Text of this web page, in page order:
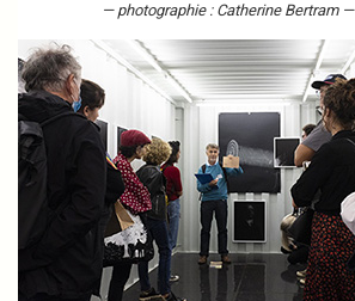
— photographie : Catherine Bertram —